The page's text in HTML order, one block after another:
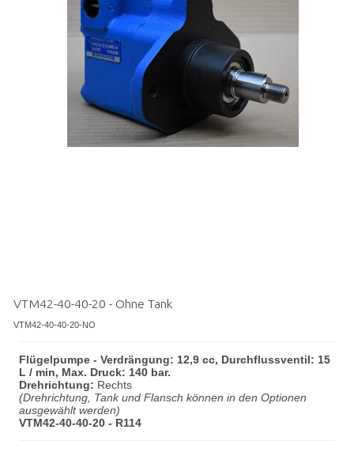
VTM42-40-40-20 - Ohne Tank
VTM42-40-40-20-NO
Flügelpumpe - Verdrängung: 12,9 cc, Durchflussventil: 15
L / min, Max. Druck: 140 bar.
Drehrichtung: Rechts
(Drehrichtung, Tank und Flansch können in den Optionen
ausgewählt werden)
VTM42-40-40-20 - R114